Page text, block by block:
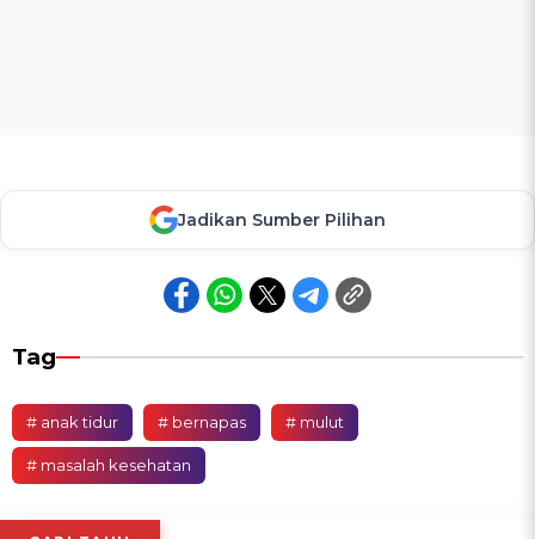
Jadikan Sumber Pilihan
Tag
# anak tidur # bernapas # mulut
# masalah kesehatan